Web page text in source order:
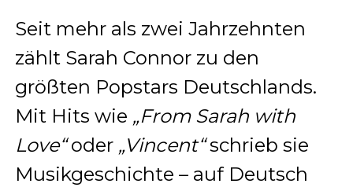
Seit mehr als zwei Jahrzehnten
zählt Sarah Connor zu den
größten Popstars Deutschlands.
Mit Hits wie „From Sarah with
Love“oder „Vincent“schrieb sie
Musikgeschichte – auf Deutsch